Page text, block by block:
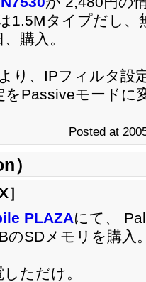
1.5Mタイプだし、
購入。
り、IPフィルタ設
Passiveモードに
Posted at
）
］
PLAZAにて、
のSDメモリを購入
ただけ。